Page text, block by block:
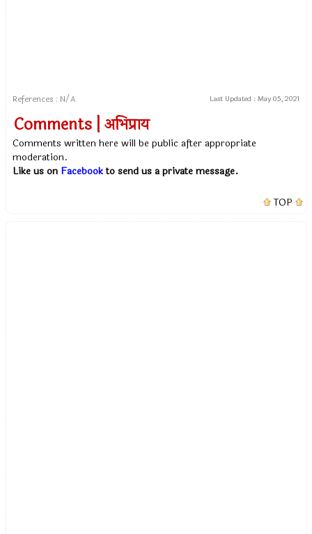
References : N/A Last Updated : May 05, 2021
Comments | अभिप्राय
Comments written here will be public after appropriate
moderation.
Like us on Facebookto send us a private message.
TOP